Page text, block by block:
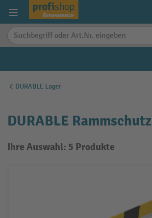
springen
DURABLE Lager
DURABLE Rammschutz
Ihre Auswahl: 5 Produkte